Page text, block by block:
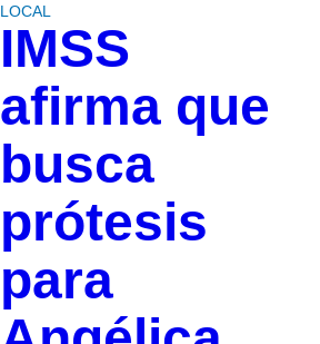
LOCAL
IMSS
afirma que
busca
prótesis
para